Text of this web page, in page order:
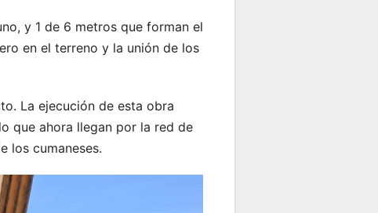
y 1 de 6 metros que forman el
en el terreno y la unión de los
La ejecución de esta obra
que ahora llegan por la red de
los cumaneses.